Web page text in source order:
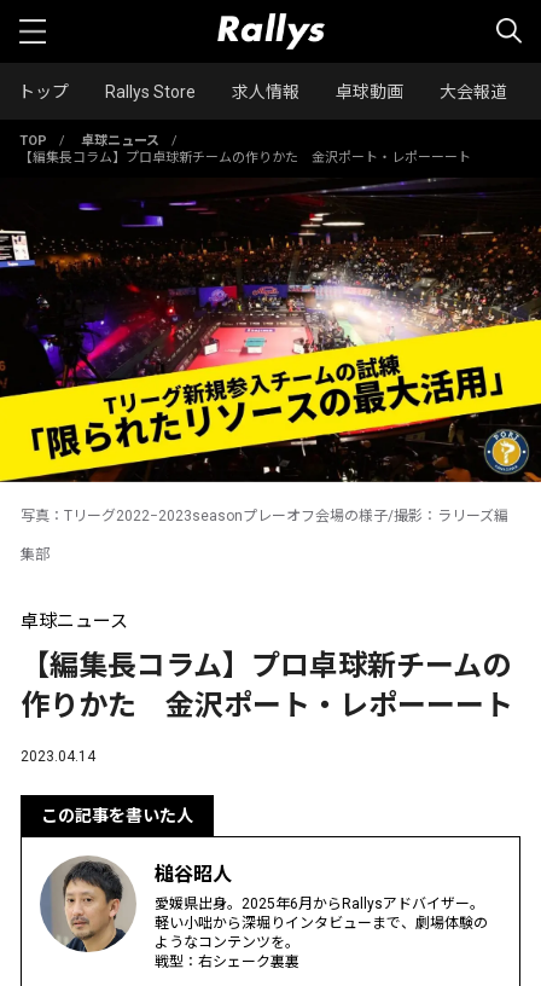
トップ Rallys Store 求人情報 卓球動画 大会報道
TOP / 卓球ニュース
/
【編集長コラム】プロ卓球新チームの作りかた 金沢ポート・レポーーート
写真：Tリーグ2022−2023seasonプレーオフ会場の様子/撮影：ラリーズ編
集部
卓球ニュース
【編集長コラム】プロ卓球新チームの
作りかた 金沢ポート・レポーーート
2023.04.14
この記事を書いた人
槌谷昭人
愛媛県出身。2025年6月からRallysアドバイザー。
軽い小咄から深堀りインタビューまで、劇場体験の
ようなコンテンツを。
戦型：右シェーク裏裏